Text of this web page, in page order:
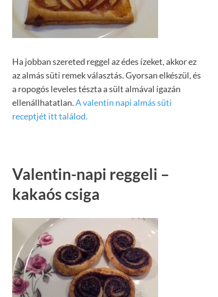
Ha jobban szereted reggel az édes ízeket, akkor ez
az almás süti remek választás. Gyorsan elkészül, és
a ropogós leveles tészta a sült almával igazán
ellenállhatatlan.A valentin napi almás süti
receptjét itt találod.
Valentin-napi reggeli –
kakaós csiga